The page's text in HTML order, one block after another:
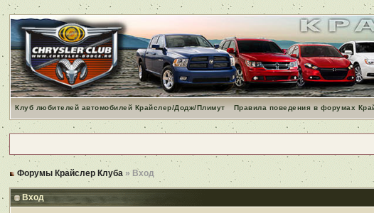
Клуб любителей автомобилей Крайслер/Додж/Плимут Правила поведения в форумах
Форумы Крайслер Клуба » Вход
Вход